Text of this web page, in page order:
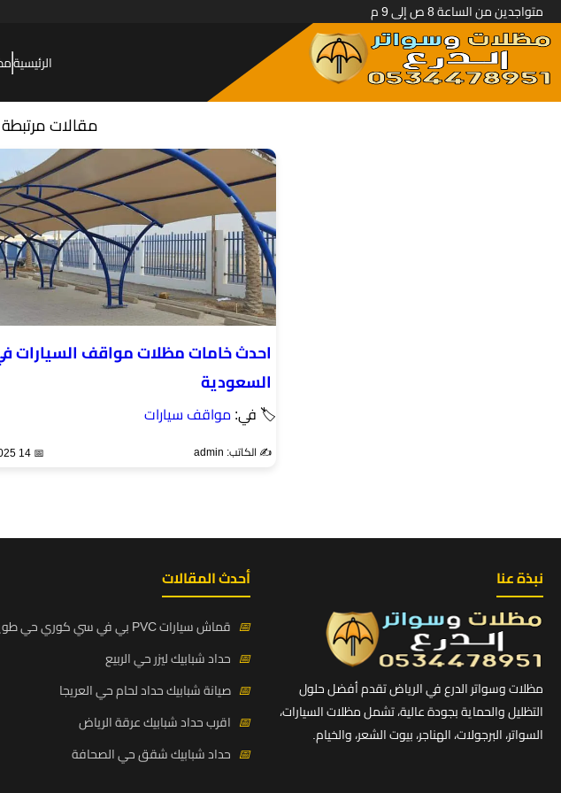
متواجدين من الساعة 8 ص إلى 9 م
الرئيسية
مقالات مرتبطة
احدث خامات مظلات مواقف السيارات
السعودية
🏷 في: مواقف سيارات
✍️ الكاتب: admin 📅 14 Jun 2025
نبذة عنا
مظلات وسواتر الدرع في الرياض تقدم أفضل حلول
التظليل والحماية بجودة عالية، تشمل مظلات السيارات،
السواتر، البرجولات، الهناجر، بيوت الشعر، والخيام.
أحدث المقالات
📅 قماش سيارات PVC بي في سي كوري حي طويق
📅 حداد شبابيك ليزر حي الربيع
📅 صيانة شبابيك حداد لحام حي العريجا
📅 اقرب حداد شبابيك عرقة الرياض
📅 حداد شبابيك شقق حي الصحافة